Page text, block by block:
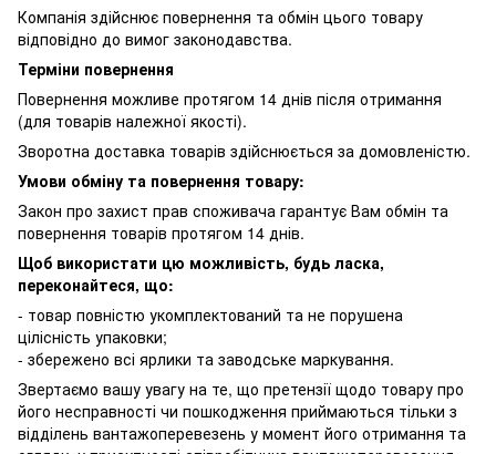
Компанія здійснює повернення та обмін цього товару
відповідно до вимог законодавства.
Терміни повернення
Повернення можливе протягом 14 днів після отримання
(для товарів належної якості).
Зворотна доставка товарів здійснюється за домовленістю.
Умови обміну та повернення товару:
Закон про захист прав споживача гарантує Вам обмін та
повернення товарів протягом 14 днів.
Щоб використати цю можливість, будь ласка,
переконайтеся, що:
- товар повністю укомплектований та не порушена
цілісність упаковки;
- збережено всі ярлики та заводське маркування.
Звертаємо вашу увагу на те, що претензії щодо товару про
його несправності чи пошкодження приймаються тільки з
відділень вантажоперевезень у момент його отримання та